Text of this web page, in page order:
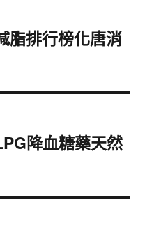
脂排行榜化唐消
降血糖藥天然